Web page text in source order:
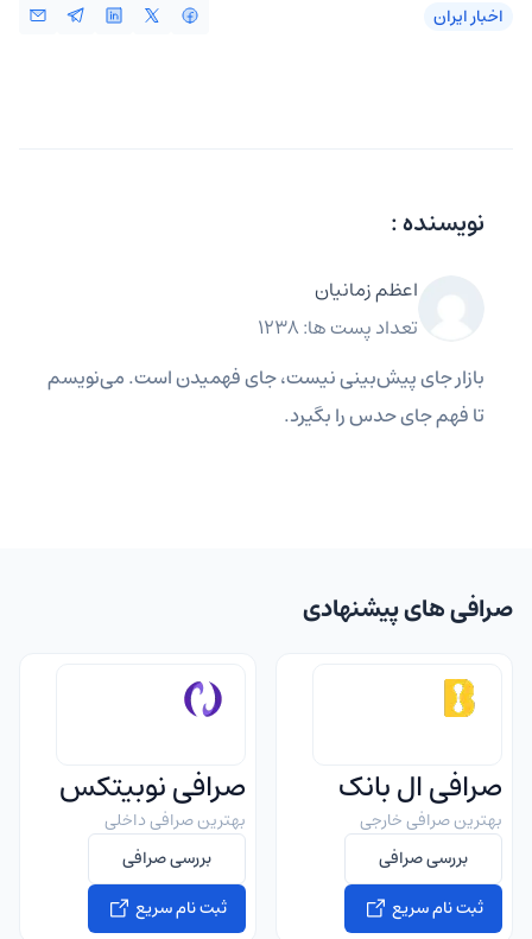
اخبار ایران
نویسنده :
اعظم زمانیان
تعداد پست ها: 1238
بازار جای پیش‌بینی نیست، جای فهمیدن است. می‌نویسم
تا فهم جای حدس را بگیرد.
صرافی های پیشنهادی
صرافی ال بانک
بهترین صرافی خارجی
بررسی صرافی
ثبت نام سریع
صرافی نوبیتکس
بهترین صرافی داخلی
بررسی صرافی
ثبت نام سریع